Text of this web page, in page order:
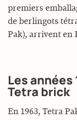
premiers
de berlingots
Pak), arrivent en
Les
Tetra brick
En 1963, Tetra